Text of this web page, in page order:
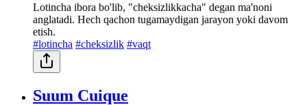
Lotincha ibora bo'lib, "cheksizlikkacha" degan ma'noni
anglatadi. Hech qachon tugamaydigan jarayon yoki davom
etish.
#lotincha #cheksizlik #vaqt
Suum Cuique